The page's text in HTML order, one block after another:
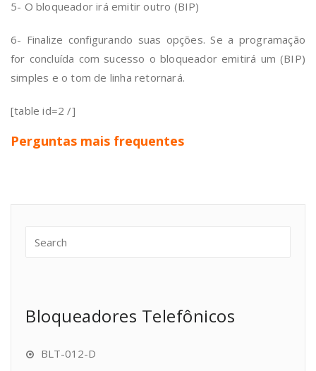
5- O bloqueador irá emitir outro (BIP)
6- Finalize configurando suas opções. Se a programação
for concluída com sucesso o bloqueador emitirá um (BIP)
simples e o tom de linha retornará.
[table id=2 /]
Perguntas mais frequentes
Bloqueadores Telefônicos
BLT-012-D